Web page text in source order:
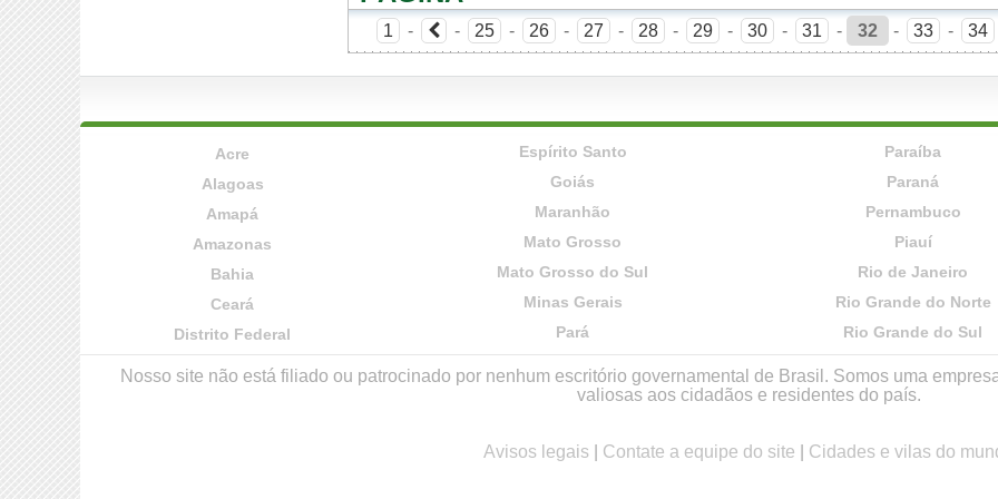
1 - - 25 - 26 - 27 - 28 - 29 - 30 - 31 - 32 - 33 - 34
Acre
Alagoas
Amapá
Amazonas
Bahia
Ceará
Distrito Federal
Espírito Santo
Goiás
Maranhão
Mato Grosso
Mato Grosso do Sul
Minas Gerais
Pará
Paraíba
Paraná
Pernambuco
Piauí
Rio de Janeiro
Rio Grande do Norte
Rio Grande do Sul
Nosso site não está filiado ou patrocinado por nenhum escritório governamental de Brasil. Somos uma
valiosas aos cidadãos e residentes do país.
Avisos legais Contate a equipe do site Cidades e vilas do